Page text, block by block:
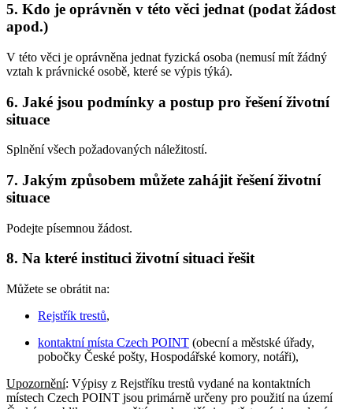
5. Kdo je oprávněn v této věci jednat (podat žádost
apod.)
V této věci je oprávněna jednat fyzická osoba (nemusí mít žádný
vztah k právnické osobě, které se výpis týká).
6. Jaké jsou podmínky a postup pro řešení životní
situace
Splnění všech požadovaných náležitostí.
7. Jakým způsobem můžete zahájit řešení životní
situace
Podejte písemnou žádost.
8. Na které instituci životní situaci řešit
Můžete se obrátit na:
Rejstřík trestů,
kontaktní místa Czech POINT (obecní a městské úřady,
pobočky České pošty, Hospodářské komory, notáři),
Upozornění: Výpisy z Rejstříku trestů vydané na kontaktních
místech Czech POINT jsou primárně určeny pro použití na území